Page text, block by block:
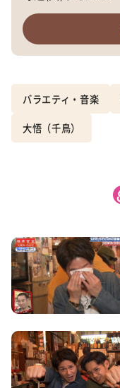
バラエティ・音楽
大悟（千鳥）